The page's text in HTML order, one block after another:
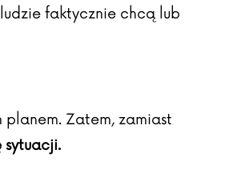
faktycznie chcą lub
planem. Zatem, zamiast